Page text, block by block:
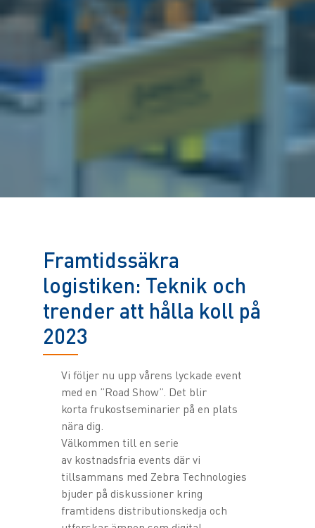
Framtidssäkra
logistiken: Teknik och
trender att hålla koll på
2023
Vi följer nu upp vårens lyckade event
med en ”Road Show”. Det blir
korta frukostseminarier på en plats
nära dig.
Välkommen till en serie
av kostnadsfria events där vi
tillsammans med Zebra Technologies
bjuder på diskussioner kring
framtidens distributionskedja och